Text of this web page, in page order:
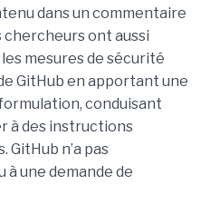
dans un commentaire
chercheurs ont aussi
mesures de sécurité
GitHub en apportant une
conduisant
à des instructions
n’a pas
une demande de